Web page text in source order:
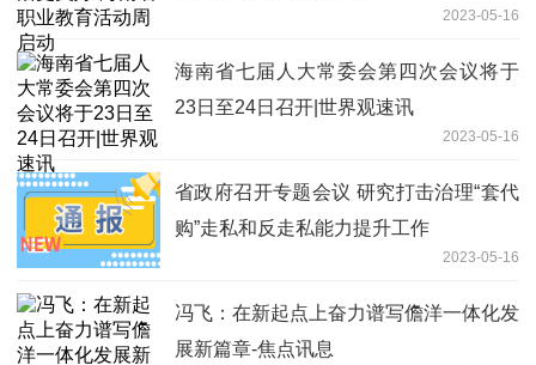
2023-05-16
海南省七届人大常委会第四次会议将于
23日至24日召开|世界观速讯
2023-05-16
省政府召开专题会议 研究打击治理“套代
购”走私和反走私能力提升工作
2023-05-16
冯飞：在新起点上奋力谱写儋洋一体化发
展新篇章-焦点讯息